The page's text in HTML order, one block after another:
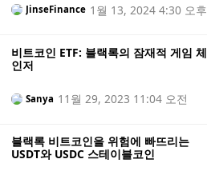
JinseFinance 1월 13, 2024 4:30 오후
비트코인 ETF: 블랙록의 잠재적 게임 체
인저
Sanya 11월 29, 2023 11:04 오전
블랙록 비트코인을 위험에 빠뜨리는
USDT와 USDC 스테이블코인